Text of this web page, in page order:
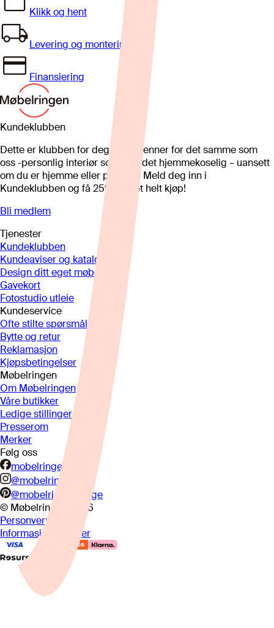
Klikk og hent
Levering og montering
Finansiering
Kundeklubben
Dette er klubben for deg som brenner for det samme som
oss -personlig interiør som gjør det hjemmekoselig – uansett
om du er hjemme eller på hytta. Meld deg inn i
Kundeklubben og få 25%* på et helt kjøp!
Bli medlem
Tjenester
Kundeklubben
Kundeaviser og kataloger
Design ditt eget møbel
Gavekort
Fotostudio utleie
Kundeservice
Ofte stilte spørsmål
Bytte og retur
Reklamasjon
Kjøpsbetingelser
Møbelringen
Om Møbelringen
Våre butikker
Ledige stillinger
Presserom
Merker
Følg oss
mobelringen.no
@mobelringen
@mobelringennorge
© Møbelringen
2026
Personvern
Informasjonskapsler